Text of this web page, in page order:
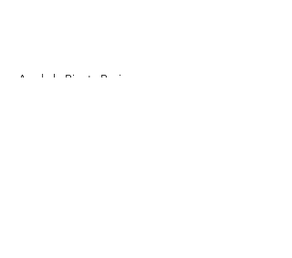
Av. de la Riante Borie,